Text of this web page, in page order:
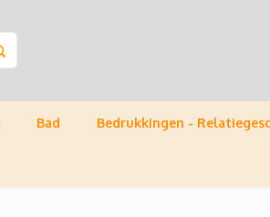
Bad Bedrukkingen -